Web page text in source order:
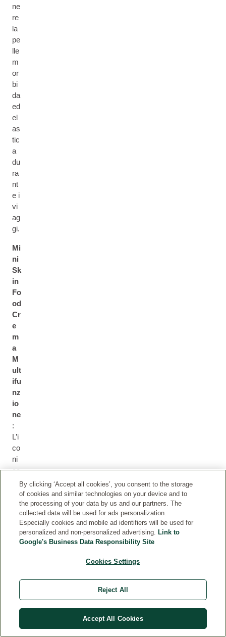
ne
re
la
pe
lle
m
or
bi
da
ed
el
as
tic
a
du
ra
nt
e i
vi
ag
gi.
Mi
ni
Sk
in
Fo
od
Cr
e
m
a
M
ult
ifu
nz
io
ne
:
L’i
co
ni
co
tra
tta
en
By clicking ‘Accept all cookies’, you consent to the storage
of cookies and similar technologies on your device and to
the processing of your data by us and our partners. The
collected data will be used for ads personalization.
Especially cookies and mobile ad identifiers will be used for
personalized and non-personalized advertising. Link to
Google's Business Data Responsibility Site
Cookies Settings
Reject All
Accept All Cookies